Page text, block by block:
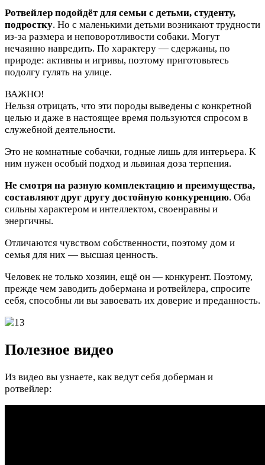
Ротвейлер подойдёт для семьи с детьми, студенту,
подростку. Но с маленькими детьми возникают трудности
из-за размера и неповоротливости собаки. Могут
нечаянно навредить. По характеру — сдержаны, по
природе: активны и игривы, поэтому приготовьтесь
подолгу гулять на улице.
ВАЖНО!
Нельзя отрицать, что эти породы выведены с конкретной
целью и даже в настоящее время пользуются спросом в
служебной деятельности.
Это не комнатные собачки, годные лишь для интерьера. К
ним нужен особый подход и львиная доза терпения.
Не смотря на разную комплектацию и преимущества,
составляют друг другу достойную конкуренцию. Оба
сильны характером и интеллектом, своенравны и
энергичны.
Отличаются чувством собственности, поэтому дом и
семья для них — высшая ценность.
Человек не только хозяин, ещё он — конкурент. Поэтому,
прежде чем заводить добермана и ротвейлера, спросите
себя, способны ли вы завоевать их доверие и преданность.
Полезное видео
Из видео вы узнаете, как ведут себя доберман и
ротвейлер: